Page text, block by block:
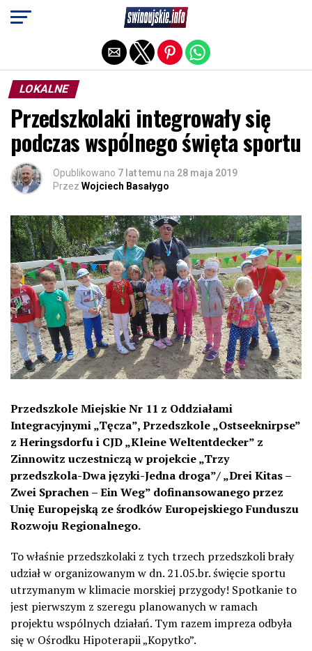
LOKALNE
Przedszkolaki integrowały się
podczas wspólnego święta sportu
Opublikowano 7 lat temu na 28 maja 2019
Przez Wojciech Basałygo
Przedszkole Miejskie Nr 11 z Oddziałami
Integracyjnymi „Tęcza”, Przedszkole „Ostseeknirpse”
z Heringsdorfu i CJD „Kleine Weltentdecker” z
Zinnowitz uczestniczą w projekcie „Trzy
przedszkola-Dwa języki-Jedna droga”/ „Drei Kitas –
Zwei Sprachen – Ein Weg” dofinansowanego przez
Unię Europejską ze środków Europejskiego Funduszu
Rozwoju Regionalnego.
To właśnie przedszkolaki z tych trzech przedszkoli brały
udział w organizowanym w dn. 21.05.br. święcie sportu
utrzymanym w klimacie morskiej przygody! Spotkanie to
jest pierwszym z szeregu planowanych w ramach
projektu wspólnych działań. Tym razem impreza odbyła
się w Ośrodku Hipoterapii „Kopytko”.
Exit mobile version